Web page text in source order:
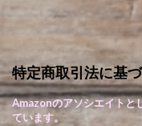
特定商取引法に基
Amazonのアソシエイトと
ています。